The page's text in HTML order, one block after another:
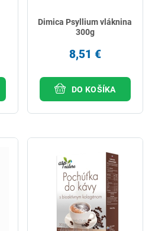
Dimica Psyllium vláknina
300g
8,51 €
DO KOŠÍKA